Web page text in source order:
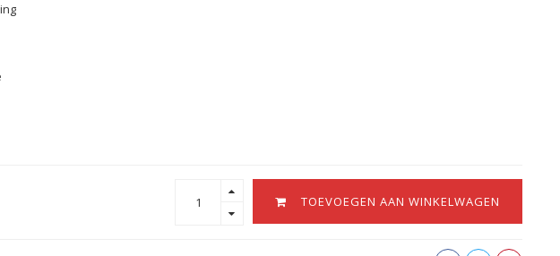
TOEVOEGEN AAN WINKELWAGEN